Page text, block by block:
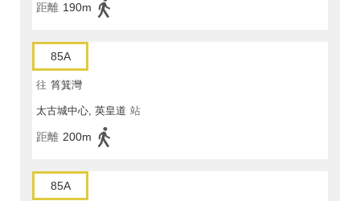
距離 190m
85A
往 筲箕灣
太古城中心, 英皇道 站
距離 200m
85A